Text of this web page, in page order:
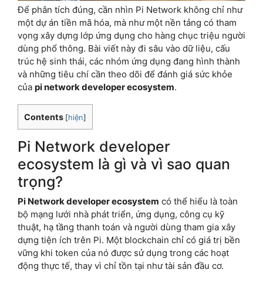
Để phân tích đúng, cần nhìn Pi Network không chỉ như
một dự án tiền mã hóa, mà như một nền tảng có tham
vọng xây dựng lớp ứng dụng cho hàng chục triệu người
dùng phổ thông. Bài viết này đi sâu vào dữ liệu, cấu
trúc hệ sinh thái, các nhóm ứng dụng đang hình thành
và những tiêu chí cần theo dõi để đánh giá sức khỏe
của pi network developer ecosystem.
Contents [hiện]
Pi Network developer
ecosystem là gì và vì sao quan
trọng?
Pi Network developer ecosystem có thể hiểu là toàn
bộ mạng lưới nhà phát triển, ứng dụng, công cụ kỹ
thuật, hạ tầng thanh toán và người dùng tham gia xây
dựng tiện ích trên Pi. Một blockchain chỉ có giá trị bền
vững khi token của nó được sử dụng trong các hoạt
động thực tế, thay vì chỉ tồn tại như tài sản đầu cơ.